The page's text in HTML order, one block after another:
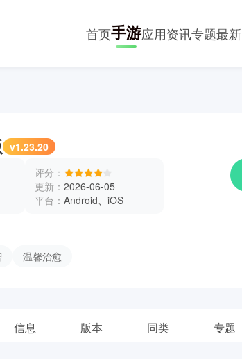
首页手游应用资讯专题最新
v1.23.20
评分：
更新： 2026-06-05
平台： Android、iOS
温馨治愈
信息 版本 同类 专题